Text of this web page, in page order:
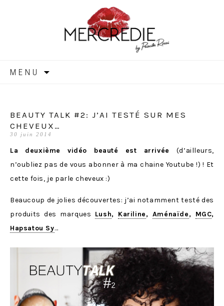
MERCREDIE
MENU
BEAUTY TALK #2: J’AI TESTÉ SUR MES
CHEVEUX…
30 juin 2014
La deuxième vidéo beauté est arrivée (d’ailleurs,
n’oubliez pas de vous abonner à ma chaine Youtube !) ! Et
cette fois, je parle cheveux :)
Beaucoup de jolies découvertes: j’ai notamment testé des
produits des marques Lush, Kariline, Aménaïde, MGC,
Hapsatou Sy…